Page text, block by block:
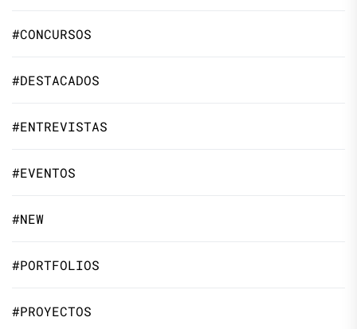
#CONCURSOS
#DESTACADOS
#ENTREVISTAS
#EVENTOS
#NEW
#PORTFOLIOS
#PROYECTOS